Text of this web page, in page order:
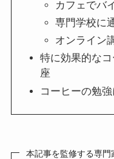
カフェでバ
専門学校に
オンライン
特に効果的な
座
コーヒーの勉
本記事を監修する専門